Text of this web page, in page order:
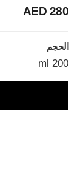
280 AED
الحجم
200 ml